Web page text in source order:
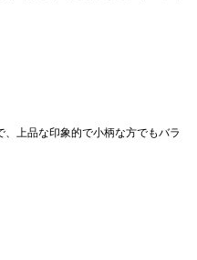
上品な印象的で小柄な方でもバラ